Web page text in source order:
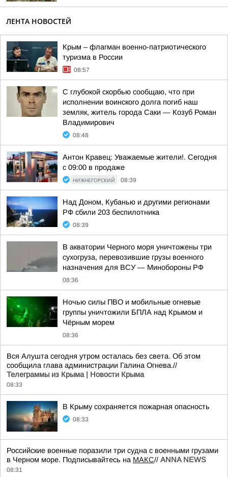
ЛЕНТА НОВОСТЕЙ
Крым – флагман военно-патриотического
туризма в России
08:57
С глубокой скорбью сообщаю, что при
исполнении воинского долга погиб наш
земляк, житель города Саки — Козуб Роман
Владимирович
08:48
Антон Кравец: Уважаемые жители!. Сегодня
с 09:00 в продаже
НИЖНЕГОРСКИЙ 08:39
Над Доном, Кубанью и другими регионами
РФ сбили 203 беспилотника
08:39
В акватории Черного моря уничтожены три
сухогруза, перевозившие грузы военного
назначения для ВСУ — Минобороны РФ
08:36
Ночью силы ПВО и мобильные огневые
группы уничтожили БПЛА над Крымом и
Чёрным морем
08:36
Вся Алушта сегодня утром осталась без света. Об этом
сообщила глава администрации Галина Огнева.//
Телеграммы из Крыма | Новости Крыма
08:33
В Крыму сохраняется пожарная опасность
08:33
Российские военные поразили три судна с военными грузами
в Черном море. Подписывайтесь на МАКС// ANNA NEWS
08:31